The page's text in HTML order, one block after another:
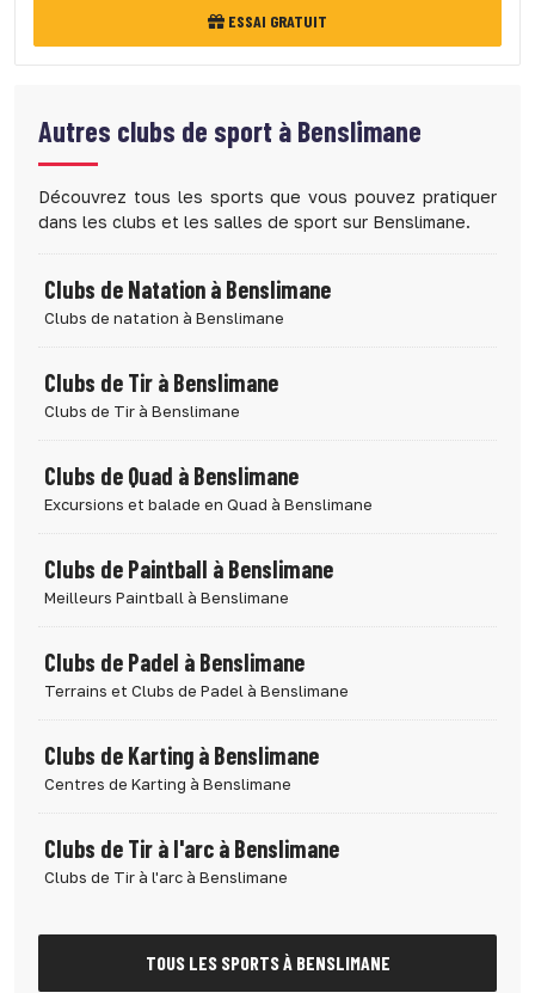
ESSAI GRATUIT
Autres clubs de sport à Benslimane
Découvrez tous les sports que vous pouvez pratiquer
dans les clubs et les salles de sport sur Benslimane.
Clubs de Natation à Benslimane
Clubs de natation à Benslimane
Clubs de Tir à Benslimane
Clubs de Tir à Benslimane
Clubs de Quad à Benslimane
Excursions et balade en Quad à Benslimane
Clubs de Paintball à Benslimane
Meilleurs Paintball à Benslimane
Clubs de Padel à Benslimane
Terrains et Clubs de Padel à Benslimane
Clubs de Karting à Benslimane
Centres de Karting à Benslimane
Clubs de Tir à l'arc à Benslimane
Clubs de Tir à l'arc à Benslimane
TOUS LES SPORTS À BENSLIMANE